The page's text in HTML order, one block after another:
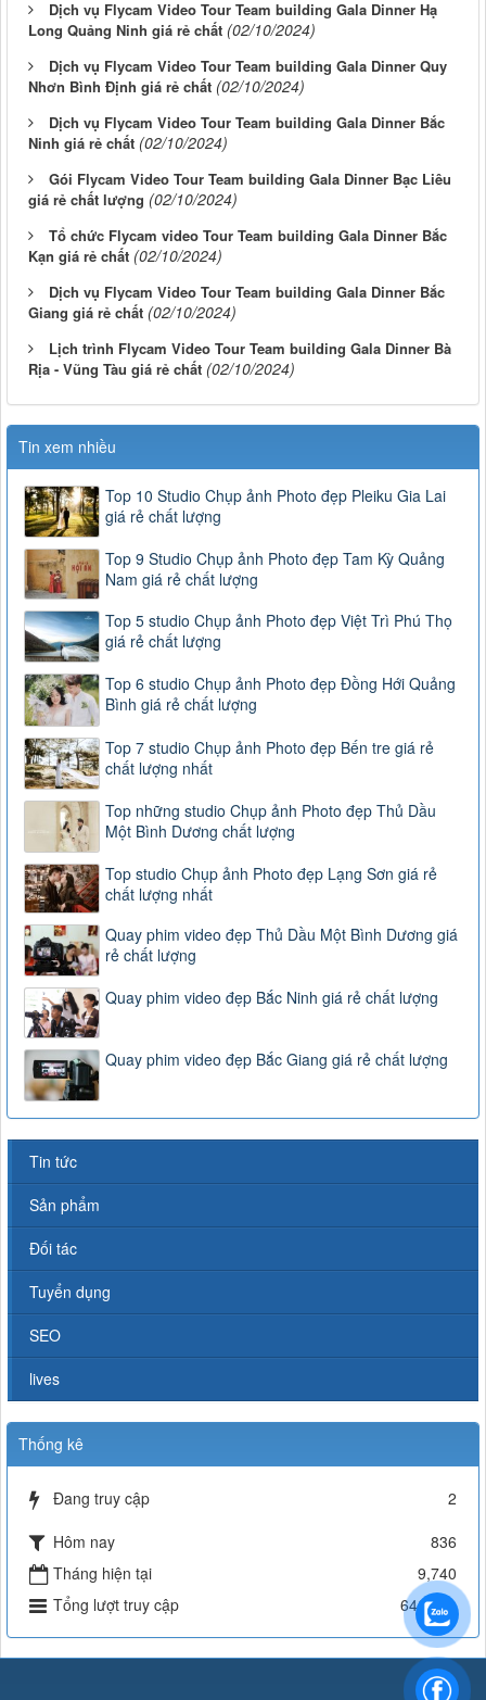
Dịch vụ Flycam Video Tour Team building Gala Dinner Hạ
Long Quảng Ninh giá rẻ chất (02/10/2024)
Dịch vụ Flycam Video Tour Team building Gala Dinner Quy
Nhơn Bình Định giá rẻ chất (02/10/2024)
Dịch vụ Flycam Video Tour Team building Gala Dinner Bắc
Ninh giá rẻ chất (02/10/2024)
Gói Flycam Video Tour Team building Gala Dinner Bạc Liêu
giá rẻ chất lượng (02/10/2024)
Tổ chức Flycam video Tour Team building Gala Dinner Bắc
Kạn giá rẻ chất (02/10/2024)
Dịch vụ Flycam Video Tour Team building Gala Dinner Bắc
Giang giá rẻ chất (02/10/2024)
Lịch trình Flycam Video Tour Team building Gala Dinner Bà
Rịa - Vũng Tàu giá rẻ chất (02/10/2024)
Tin xem nhiều
Top 10 Studio Chụp ảnh Photo đẹp Pleiku Gia Lai
giá rẻ chất lượng
Top 9 Studio Chụp ảnh Photo đẹp Tam Kỳ Quảng
Nam giá rẻ chất lượng
Top 5 studio Chụp ảnh Photo đẹp Việt Trì Phú Thọ
giá rẻ chất lượng
Top 6 studio Chụp ảnh Photo đẹp Đồng Hới Quảng
Bình giá rẻ chất lượng
Top 7 studio Chụp ảnh Photo đẹp Bến tre giá rẻ
chất lượng nhất
Top những studio Chụp ảnh Photo đẹp Thủ Dầu
Một Bình Dương chất lượng
Top studio Chụp ảnh Photo đẹp Lạng Sơn giá rẻ
chất lượng nhất
Quay phim video đẹp Thủ Dầu Một Bình Dương giá
rẻ chất lượng
Quay phim video đẹp Bắc Ninh giá rẻ chất lượng
Quay phim video đẹp Bắc Giang giá rẻ chất lượng
Tin tức
Sản phẩm
Đối tác
Tuyển dụng
SEO
lives
Thống kê
Đang truy cập
2
Hôm nay
836
Tháng hiện tại
9,740
Tổng lượt truy cập
646,571